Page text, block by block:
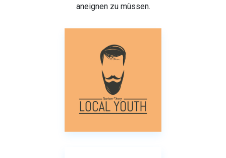
aneignen zu müssen.